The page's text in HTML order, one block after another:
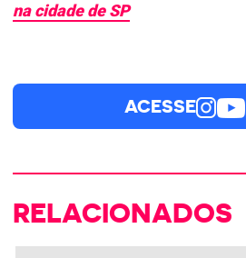
na cidade de SP
ACESSE
RELACIONADOS